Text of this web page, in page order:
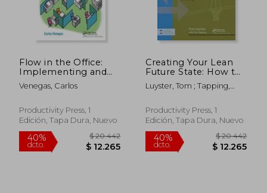
40%
dcto. $ 13.665
40%
dcto.
Flow in the Office:
Implementing and
Sustaining Lean
Improvements (en
Venegas, Carlos
Productivity Press, 1
Edición, Tapa Dura, Nuevo
Creating Your Lean
Future State: How to
Move from Seeing to
Doing (en Inglés)
Luyster, Tom ; Tapping,
Productivity Press, 1
Edición, Tapa Dura, Nuevo